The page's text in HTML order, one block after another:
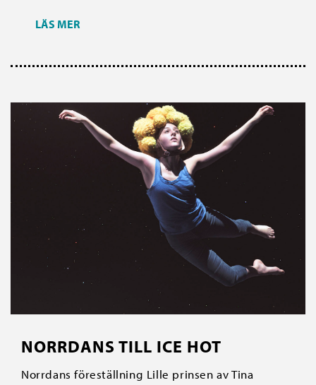
LÄS MER
NORRDANS TILL ICE HOT
Norrdans föreställning Lille prinsen av Tina